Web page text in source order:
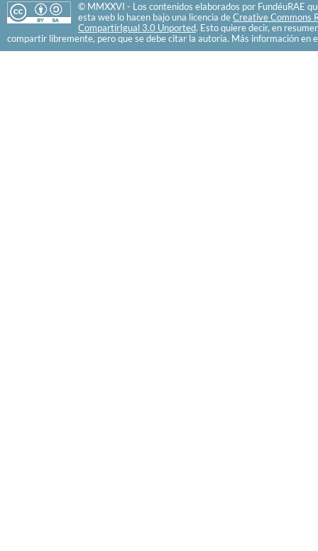
© MMXXVI - Los contenidos elaborados por FundéuRAE
esta web lo hacen bajo una licencia de Creative Commons
CompartirIgual 3.0 Unported. Esto quiere decir, en
compartir libremente, pero que se debe citar la autoría. Más información en